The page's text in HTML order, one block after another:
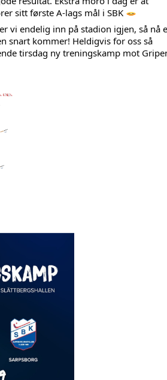
sitt første A-lags mål i SBK
vi endelig inn på stadion igjen, så nå
snart kommer! Heldigvis for oss så
tirsdag ny treningskamp mot